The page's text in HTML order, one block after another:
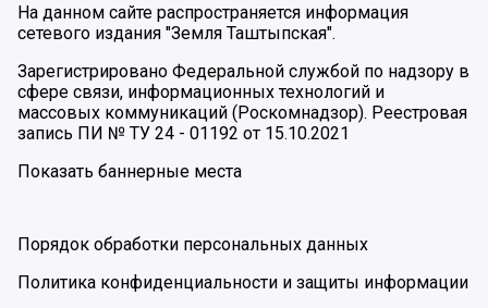
На данном сайте распространяется информация
сетевого издания "Земля Таштыпская".
Зарегистрировано Федеральной службой по надзору в
сфере связи, информационных технологий и
массовых коммуникаций (Роскомнадзор). Реестровая
запись ПИ № ТУ 24 - 01192 от 15.10.2021
Показать баннерные места
Порядок обработки персональных данных
Политика конфиденциальности и защиты информации